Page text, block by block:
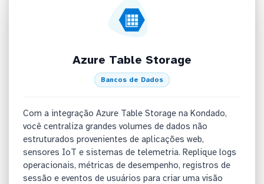
Azure Table Storage
Bancos de Dados
Com a integração Azure Table Storage na Kondado,
você centraliza grandes volumes de dados não
estruturados provenientes de aplicações web,
sensores IoT e sistemas de telemetria. Replique logs
operacionais, métricas de desempenho, registros de
sessão e eventos de usuários para criar uma visão